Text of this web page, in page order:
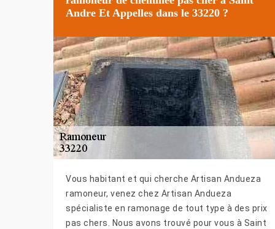
Andre Et Appelles dans le 33220 ?
Vous habitant et qui cherche Artisan Andueza
ramoneur, venez chez Artisan Andueza
spécialiste en ramonage de tout type à des prix
pas chers. Nous avons trouvé pour vous à Saint